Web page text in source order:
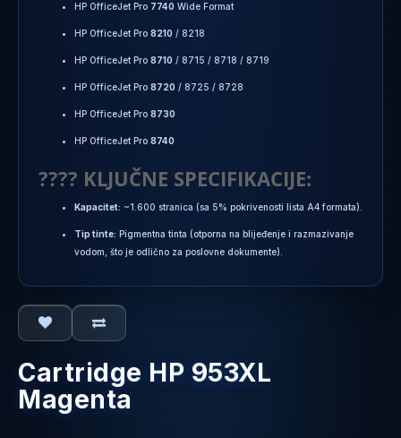
HP OfficeJet Pro 7740 Wide Format
HP OfficeJet Pro 8210 / 8218
HP OfficeJet Pro 8710 / 8715 / 8718 / 8719
HP OfficeJet Pro 8720 / 8725 / 8728
HP OfficeJet Pro 8730
HP OfficeJet Pro 8740
???? KLJUČNE SPECIFIKACIJE:
Kapacitet: ~1.600 stranica (sa 5% pokrivenosti lista A4 formata).
Tip tinte: Pigmentna tinta (otporna na blijeđenje i razmazivanje
vodom, što je odlično za poslovne dokumente).
Cartridge HP 953XL
Magenta